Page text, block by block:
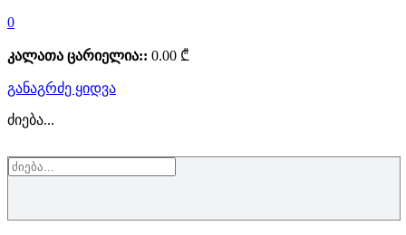
0
კალათა ცარიელია:: 0.00 ₾
განაგრძე ყიდვა
ძიება...